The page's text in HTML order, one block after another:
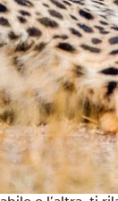
regione di
elefanti,
e vivono
iene.
ti attende
Qui,
coccodrilli,